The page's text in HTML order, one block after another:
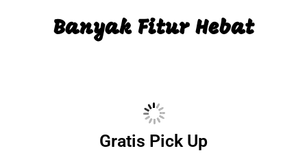
Banyak Fitur Hebat
Gratis Pick Up